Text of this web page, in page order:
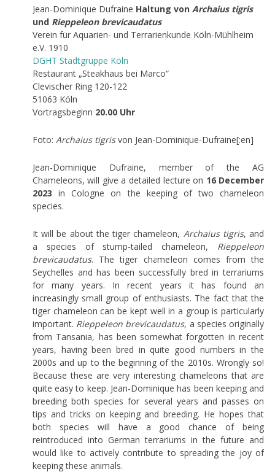
Jean-Dominique Dufraine Haltung von Archaius tigris
und Rieppeleon brevicaudatus
Verein für Aquarien- und Terrarienkunde Köln-Mühlheim
e.V. 1910
DGHT Stadtgruppe Köln
Restaurant „Steakhaus bei Marco“
Clevischer Ring 120-122
51063 Köln
Vortragsbeginn 20.00 Uhr
Foto: Archaius tigrisvon Jean-Dominique-Dufraine[:en]
Jean-Dominique Dufraine, member of the AG
Chameleons, will give a detailed lecture on 16 December
2023 in Cologne on the keeping of two chameleon
species.
It will be about the tiger chameleon, Archaius tigris, and
a species of stump-tailed chameleon, Rieppeleon
brevicaudatus. The tiger chameleon comes from the
Seychelles and has been successfully bred in terrariums
for many years. In recent years it has found an
increasingly small group of enthusiasts. The fact that the
tiger chameleon can be kept well in a group is particularly
important. Rieppeleon brevicaudatus, a species originally
from Tansania, has been somewhat forgotten in recent
years, having been bred in quite good numbers in the
2000s and up to the beginning of the 2010s. Wrongly so!
Because these are very interesting chameleons that are
quite easy to keep. Jean-Dominique has been keeping and
breeding both species for several years and passes on
tips and tricks on keeping and breeding. He hopes that
both species will have a good chance of being
reintroduced into German terrariums in the future and
would like to actively contribute to spreading the joy of
keeping these animals.